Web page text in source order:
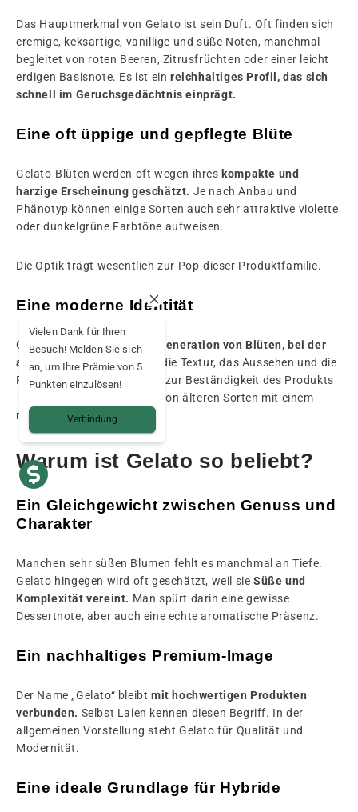
Das Hauptmerkmal von Gelato ist sein Duft. Oft finden sich
cremige, keksartige, vanillige und süße Noten, manchmal
begleitet von roten Beeren, Zitrusfrüchten oder einer leicht
erdigen Basisnote. Es ist einreichhaltiges Profil, das sich
schnell im Geruchsgedächtnis einprägt.
Eine oft üppige und gepflegte Blüte
Gelato-Blüten werden oft wegen ihres kompakte und
harzige Erscheinung geschätzt. Je nach Anbau und
Phänotyp können einige Sorten auch sehr attraktive violette
oder dunkelgrüne Farbtöne aufweisen.
Die Optik trägt wesentlich zur Pop-dieser Produktfamilie.
Eine moderne Identität
Gelato steht für eine neue
Generation von Blüten, bei der
alles zählt. Vom Duft über die Textur, das Aussehen und die
Feinheit der Aromen bis hin zur Beständigkeit des Produkts
– all das unterscheidet sie von älteren Sorten mit einem
raueren Profil.
Warum ist Gelato so beliebt?
Ein Gleichgewicht zwischen Genuss und
Charakter
Manchen sehr süßen Blumen fehlt es manchmal an Tiefe.
Gelato hingegen wird oft geschätzt, weil sieSüße und
Komplexität vereint. Man spürt darin eine gewisse
Dessertnote, aber auch eine echte aromatische Präsenz.
Ein nachhaltiges Premium-Image
Der Name „Gelato“ bleibt mit hochwertigen Produkten
verbunden. Selbst Laien kennen diesen Begriff. In der
allgemeinen Vorstellung steht Gelato für Qualität und
Modernität.
Eine ideale Grundlage für Hybride
Vielen Dank für Ihren
Besuch! Melden Sie sich
an, um Ihre Prämie von 5
Punkten einzulösen!
Verbindung